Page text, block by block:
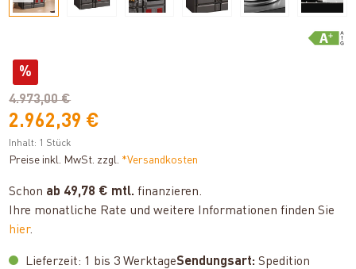
%
4.973,00 €
2.962,39 €
Inhalt: 1 Stück
Preise inkl. MwSt. zzgl. *Versandkosten
Schon ab 49,78 € mtl. finanzieren.
Ihre monatliche Rate und weitere Informationen finden Sie
hier.
Lieferzeit: 1 bis 3 WerktageSendungsart: Spedition